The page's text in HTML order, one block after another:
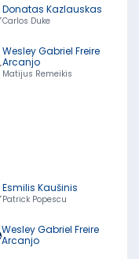
Donatas Kazlauskas
Carlos Duke
Wesley Gabriel Freire
Arcanjo
Matijus Remeikis
Esmilis Kaušinis
Patrick Popescu
Wesley Gabriel Freire
Arcanjo